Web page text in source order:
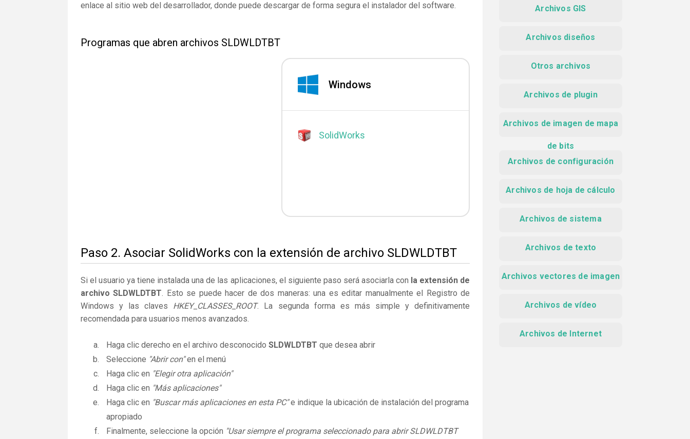
enlace al sitio web del desarrollador, donde puede descargar de forma segura el instalador del software.
Programas que abren archivos SLDWLDTBT
Windows
SolidWorks
Paso 2. Asociar SolidWorks con la extensión de archivo SLDWLDTBT
Si el usuario ya tiene instalada una de las aplicaciones, el siguiente paso será asociarla con la extensión de
archivo SLDWLDTBT. Esto se puede hacer de dos maneras: una es editar manualmente el Registro de
Windows y las claves HKEY_CLASSES_ROOT. La segunda forma es más simple y definitivamente
recomendada para usuarios menos avanzados.
Haga clic derecho en el archivo desconocido SLDWLDTBT que desea abrir
Seleccione "Abrir con"en el menú
Haga clic en "Elegir otra aplicación"
Haga clic en "Más aplicaciones"
Haga clic en "Buscar más aplicaciones en esta PC"e indique la ubicación de instalación del programa
apropiado
Finalmente, seleccione la opción "Usar siempre el programa seleccionado para abrir SLDWLDTBT
Archivos GIS
Archivos diseños
Otros archivos
Archivos de plugin
Archivos de imagen de mapa
de bits
Archivos de configuración
Archivos de hoja de cálculo
Archivos de sistema
Archivos de texto
Archivos vectores de imagen
Archivos de vídeo
Archivos de Internet